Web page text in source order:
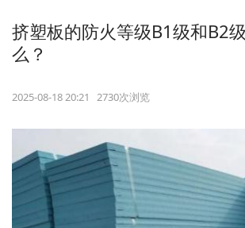
挤塑板的防火等级B1级和B2
么？
2025-08-18 20:21 2730次浏览